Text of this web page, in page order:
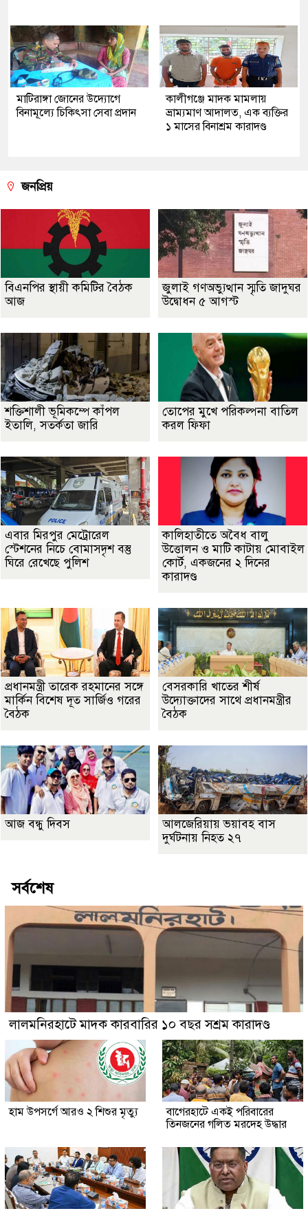
মাটিরাঙ্গা জোনের উদ্যোগে
বিনামূল্যে চিকিৎসা সেবা প্রদান
কালীগঞ্জে মাদক মামলায়
ভ্রাম্যমাণ আদালত, এক ব্যক্তির
১ মাসের বিনাশ্রম কারাদণ্ড
জনপ্রিয়
বিএনপির স্থায়ী কমিটির বৈঠক
আজ
জুলাই গণঅভ্যুত্থান স্মৃতি জাদুঘর
উদ্বোধন ৫ আগস্ট
শক্তিশালী ভূমিকম্পে কাঁপল
ইতালি, সতর্কতা জারি
তোপের মুখে পরিকল্পনা বাতিল
করল ফিফা
এবার মিরপুর মেট্রোরেল
স্টেশনের নিচে বোমাসদৃশ বস্তু
ঘিরে রেখেছে পুলিশ
কালিহাতীতে অবৈধ বালু
উত্তোলন ও মাটি কাটায় মোবাইল
কোর্ট, একজনের ২ দিনের
কারাদণ্ড
প্রধানমন্ত্রী তারেক রহমানের সঙ্গে
মার্কিন বিশেষ দূত সার্জিও গরের
বৈঠক
বেসরকারি খাতের শীর্ষ
উদ্যোক্তাদের সাথে প্রধানমন্ত্রীর
বৈঠক
আজ বন্ধু দিবস
আলজেরিয়ায় ভয়াবহ বাস
দুর্ঘটনায় নিহত ২৭
সর্বশেষ
লালমনিরহাটে মাদক কারবারির ১০ বছর সশ্রম কারাদণ্ড
হাম উপসর্গে আরও ২ শিশুর মৃত্যু
‎বাগেরহাটে একই পরিবারের
তিনজনের গলিত মরদেহ উদ্ধার